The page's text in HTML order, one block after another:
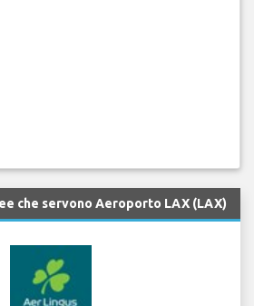
che servono Aeroporto LAX (LAX)